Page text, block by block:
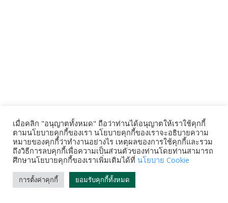
เมื่อคลิก "อนุญาตทั้งหมด" ถือว่าท่านได้อนุญาตให้เราใช้คุกกี้
ตามนโยบายคุกกี้ของเรา นโยบายคุกกี้ของเราจะอธิบายความ
หมายของคุกกี้ว่าทำงานอย่างไร เหตุผลของการใช้คุกกี้และรวม
ถึงวิธีการลบคุกกี้เพื่อความเป็นส่วนตัวของท่านโดยท่านสามารถ
ศึกษานโยบายคุกกี้ของเราเพิ่มเติมได้ที่ นโยบาย Cookie
การตั้งค่าคุกกี้ ยอมรับคุกกี้ทั้งหมด